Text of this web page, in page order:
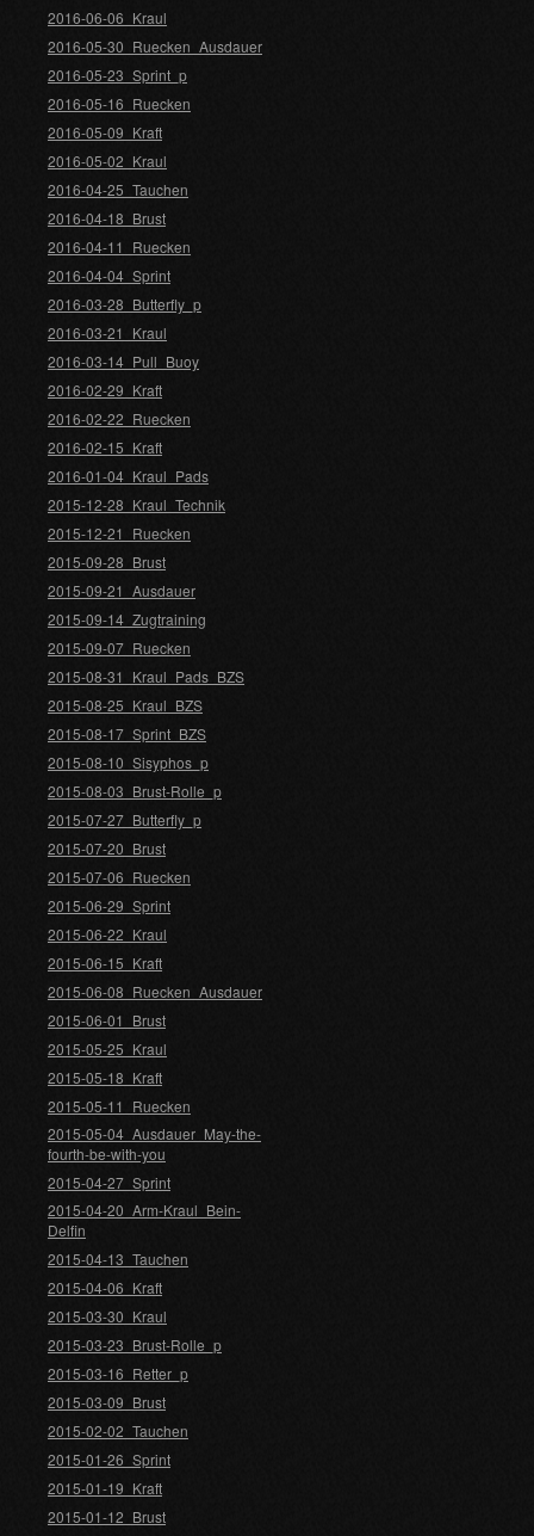
2016-06-06_Kraul
2016-05-30_Ruecken_Ausdauer
2016-05-23_Sprint_p
2016-05-16_Ruecken
2016-05-09_Kraft
2016-05-02_Kraul
2016-04-25_Tauchen
2016-04-18_Brust
2016-04-11_Ruecken
2016-04-04_Sprint
2016-03-28_Butterfly_p
2016-03-21_Kraul
2016-03-14_Pull_Buoy
2016-02-29_Kraft
2016-02-22_Ruecken
2016-02-15_Kraft
2016-01-04_Kraul_Pads
2015-12-28_Kraul_Technik
2015-12-21_Ruecken
2015-09-28_Brust
2015-09-21_Ausdauer
2015-09-14_Zugtraining
2015-09-07_Ruecken
2015-08-31_Kraul_Pads_BZS
2015-08-25_Kraul_BZS
2015-08-17_Sprint_BZS
2015-08-10_Sisyphos_p
2015-08-03_Brust-Rolle_p
2015-07-27_Butterfly_p
2015-07-20_Brust
2015-07-06_Ruecken
2015-06-29_Sprint
2015-06-22_Kraul
2015-06-15_Kraft
2015-06-08_Ruecken_Ausdauer
2015-06-01_Brust
2015-05-25_Kraul
2015-05-18_Kraft
2015-05-11_Ruecken
2015-05-04_Ausdauer_May-the-
fourth-be-with-you
2015-04-27_Sprint
2015-04-20_Arm-Kraul_Bein-
Delfin
2015-04-13_Tauchen
2015-04-06_Kraft
2015-03-30_Kraul
2015-03-23_Brust-Rolle_p
2015-03-16_Retter_p
2015-03-09_Brust
2015-02-02_Tauchen
2015-01-26_Sprint
2015-01-19_Kraft
2015-01-12_Brust